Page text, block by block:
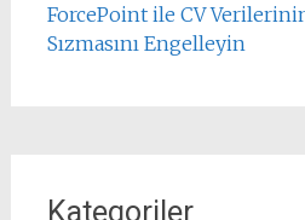
ForcePoint ile CV
Sızmasını Engelleyin
Kategoriler